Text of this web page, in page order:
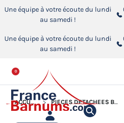
Une équipe à votre écoute du lundi
au samedi !
Une équipe à votre écoute du lundi
au samedi !
0
ACCUEIL PIÈCES DÉTACHÉES BARNUMS PLIANTS